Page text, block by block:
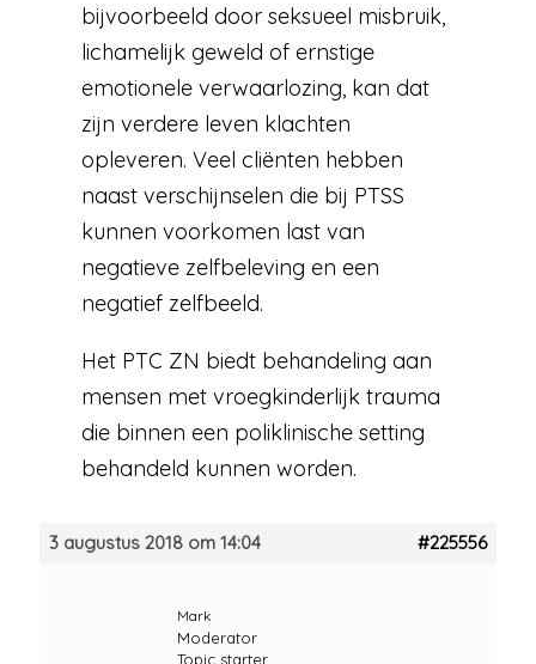
bijvoorbeeld door seksueel misbruik,
lichamelijk geweld of ernstige
emotionele verwaarlozing, kan dat
zijn verdere leven klachten
opleveren. Veel cliënten hebben
naast verschijnselen die bij PTSS
kunnen voorkomen last van
negatieve zelfbeleving en een
negatief zelfbeeld.
Het PTC ZN biedt behandeling aan
mensen met vroegkinderlijk trauma
die binnen een poliklinische setting
behandeld kunnen worden.
3 augustus 2018 om 14:04 #225556
Mark
Moderator
Topic starter